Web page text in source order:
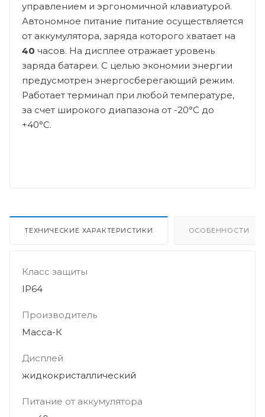
управлением и эргономичной клавиатурой.
Автономное питание питание осуществляется
от аккумулятора, заряда которого хватает на
40 часов. На дисплее отражает уровень
заряда батареи. С целью экономии энергии
предусмотрен энергосберегающий режим.
Работает терминал при любой температуре,
за счет широкого диапазона от -20°С до
+40°С.
ТЕХНИЧЕСКИЕ ХАРАКТЕРИСТИКИ ОСОБЕННОСТИ
Класс защиты
IP64
Производитель
Масса-К
Дисплей
жидкокристаллический
Питание от аккумулятора